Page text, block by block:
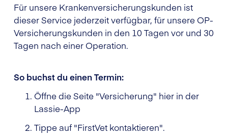
Für unsere Krankenversicherungskunden ist
dieser Service jederzeit verfügbar, für unsere OP-
Versicherungskunden in den 10 Tagen vor und 30
Tagen nach einer Operation.
So buchst du einen Termin:
Öffne die Seite "Versicherung" hier in der
Lassie-App
Tippe auf "FirstVet kontaktieren".